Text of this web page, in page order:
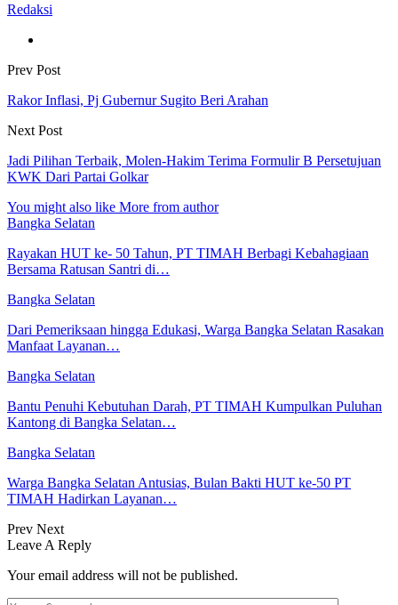
Redaksi
Prev Post
Rakor Inflasi, Pj Gubernur Sugito Beri Arahan
Next Post
Jadi Pilihan Terbaik, Molen-Hakim Terima Formulir B Persetujuan
KWK Dari Partai Golkar
You might also like More from author
Bangka Selatan
Rayakan HUT ke- 50 Tahun, PT TIMAH Berbagi Kebahagiaan
Bersama Ratusan Santri di…
Bangka Selatan
Dari Pemeriksaan hingga Edukasi, Warga Bangka Selatan Rasakan
Manfaat Layanan…
Bangka Selatan
Bantu Penuhi Kebutuhan Darah, PT TIMAH Kumpulkan Puluhan
Kantong di Bangka Selatan…
Bangka Selatan
Warga Bangka Selatan Antusias, Bulan Bakti HUT ke-50 PT
TIMAH Hadirkan Layanan…
Prev Next
Leave A Reply
Your email address will not be published.